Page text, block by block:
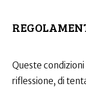
Queste
riflessione, di